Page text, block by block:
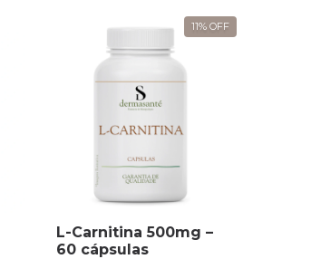
11% OFF
L-Carnitina 500mg –
60 cápsulas